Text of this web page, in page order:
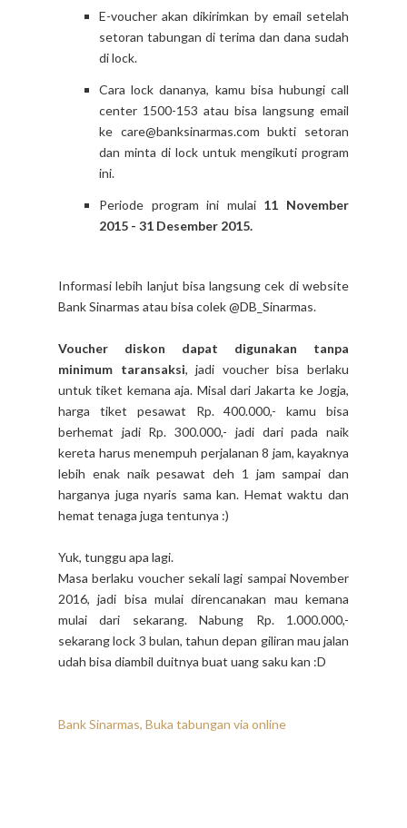
E-voucher akan dikirimkan by email setelah
setoran tabungan di terima dan dana sudah
di lock.
Cara lock dananya, kamu bisa hubungi call
center 1500-153 atau bisa langsung email
ke care@banksinarmas.com bukti setoran
dan minta di lock untuk mengikuti program
ini.
Periode program ini mulai 11 November
2015 - 31 Desember 2015.
Informasi lebih lanjut bisa langsung cek di website
Bank Sinarmas atau bisa colek @DB_Sinarmas.
Voucher diskon dapat digunakan tanpa
minimum taransaksi, jadi voucher bisa berlaku
untuk tiket kemana aja. Misal dari Jakarta ke Jogja,
harga tiket pesawat Rp. 400.000,- kamu bisa
berhemat jadi Rp. 300.000,- jadi dari pada naik
kereta harus menempuh perjalanan 8 jam, kayaknya
lebih enak naik pesawat deh 1 jam sampai dan
harganya juga nyaris sama kan. Hemat waktu dan
hemat tenaga juga tentunya :)
Yuk, tunggu apa lagi.
Masa berlaku voucher sekali lagi sampai November
2016, jadi bisa mulai direncanakan mau kemana
mulai dari sekarang. Nabung Rp. 1.000.000,-
sekarang lock 3 bulan, tahun depan giliran mau jalan
udah bisa diambil duitnya buat uang saku kan :D
Bank Sinarmas, Buka tabungan via online